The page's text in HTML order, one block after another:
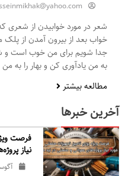
شعر در مورد خوابیدن از شعری
خواب بعد از بیرون آمدن از
جدا شویم برای من خوب است و
به من یادآوری کن و بهار را به
مطالعه بیشتر
آخرین خبرها
فرصت
نیاز
آگوست